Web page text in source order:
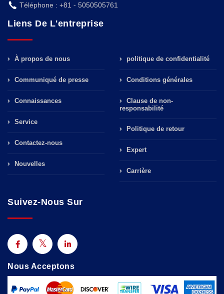
Téléphone : +81 - 5050505761
Liens De L'entreprise
À propos de nous
Communiqué de presse
Connaissances
Service
Contactez-nous
Nouvelles
politique de confidentialité
Conditions générales
Clause de non-
responsabilité
Politique de retour
Expert
Carrière
Suivez-Nous Sur
Nous Acceptons